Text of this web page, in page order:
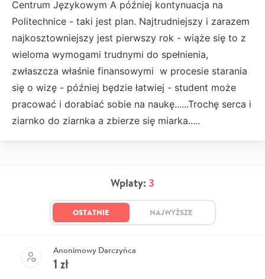
Centrum Językowym A później kontynuacja na
Politechnice - taki jest plan. Najtrudniejszy i zarazem
najkosztowniejszy jest pierwszy rok - wiąże się to z
wieloma wymogami trudnymi do spełnienia,
zwłaszcza właśnie finansowymi w procesie starania
się o wizę - później będzie łatwiej - student może
pracować i dorabiać sobie na naukę......Trochę serca i
ziarnko do ziarnka a zbierze się miarka.....
Wpłaty: 3
OSTATNIE NAJWYŻSZE
Anonimowy Darczyńca
1 zł